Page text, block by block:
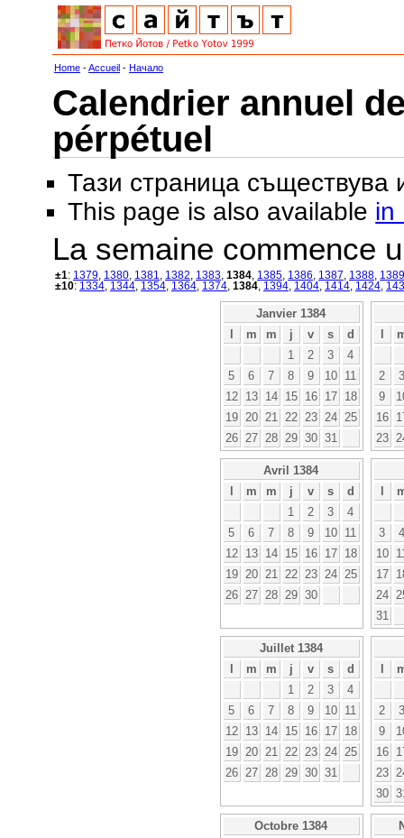
Home -Accueil - Начало
Calendrier annuel
pérpétuel
Тази страница съществува
This page is also available in
La semaine commence
±1: 1379 1380 1381 1382 1383 1384 1385 1386 1387 1388 1389
±10: 1334 1344 1354 1364 1374 1384 1394 1404 1414 1424
Janvier 1384
l
m m j v s
d
1
2 3
4
5
6 7 8 9 10
11
12
13 14 15 16 17
18
19
20 21 22 23 24
25
26
27 28 29 30 31
l
2
3
9
16
23
Avril 1384
l
m m j v s
d
1
2 3
4
5
6 7 8 9 10
11
12
13 14 15 16 17
18
19
20 21 22 23 24
25
26
27 28 29 30
l
3
4
10
17
24
31
Juillet 1384
l
m m j v s
d
1
2 3
4
5
6 7 8 9 10
11
12
13 14 15 16 17
18
19
20 21 22 23 24
25
26
27 28 29 30 31
l
2
3
9
16
23
30
Octobre 1384